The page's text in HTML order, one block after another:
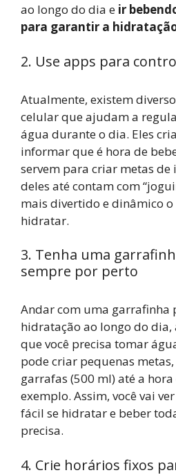
ao longo do dia e ir
para garantir a
2. Use apps para
Atualmente, existem
celular que ajudam a
água durante o dia. Eles
informar que é hora de
servem para criar metas de
deles até contam com
mais divertido e dinâmico
hidratar.
3. Tenha uma
sempre por perto
Andar com uma garrafinha
hidratação ao longo do
que você precisa tomar
pode criar pequenas
garrafas (500 ml) até a
exemplo. Assim, você vai
fácil se hidratar e beber
precisa.
4. Crie horários fixos